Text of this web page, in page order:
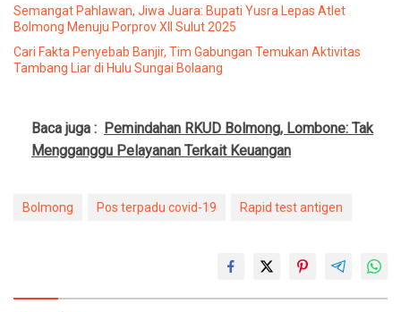
Semangat Pahlawan, Jiwa Juara: Bupati Yusra Lepas Atlet
Bolmong Menuju Porprov XII Sulut 2025
Cari Fakta Penyebab Banjir, Tim Gabungan Temukan Aktivitas
Tambang Liar di Hulu Sungai Bolaang
Baca juga : Pemindahan RKUD Bolmong, Lombone: Tak
Mengganggu Pelayanan Terkait Keuangan
Bolmong Pos terpadu covid-19 Rapid test antigen